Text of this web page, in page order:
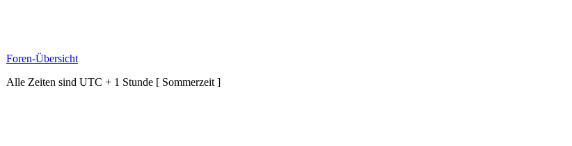
Foren-Übersicht
Alle Zeiten sind UTC + 1 Stunde [ Sommerzeit ]